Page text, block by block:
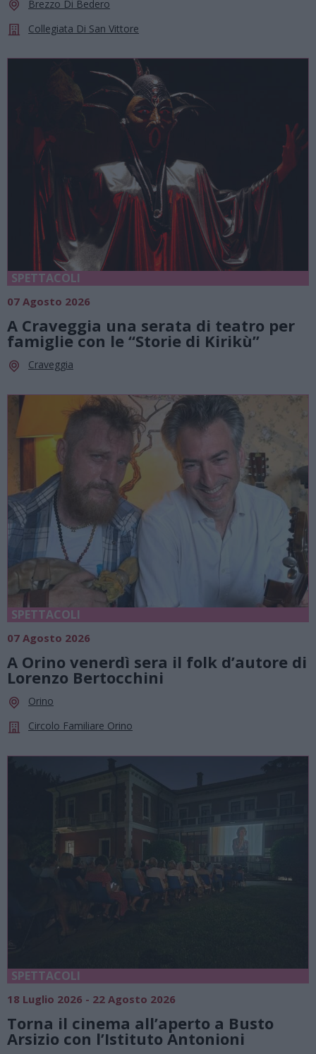
Brezzo Di Bedero
Collegiata Di San Vittore
SPETTACOLI
07 Agosto 2026
A Craveggia una serata di teatro per
famiglie con le “Storie di Kirikù”
Craveggia
SPETTACOLI
07 Agosto 2026
A Orino venerdì sera il folk d’autore di
Lorenzo Bertocchini
Orino
Circolo Familiare Orino
SPETTACOLI
18 Luglio 2026 - 22 Agosto 2026
Torna il cinema all’aperto a Busto
Arsizio con l’Istituto Antonioni